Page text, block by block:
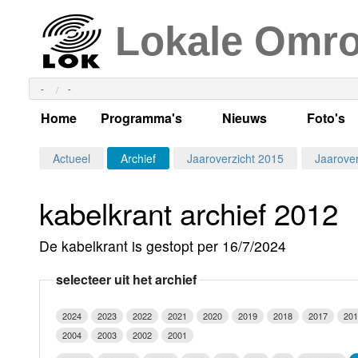
Lokale
- -
Home Programma's
Alle dagen
Per dag
Maandag
Luister LOK Live
Nieuws
Actueel Lokaal
Kabelkrant
Foto's
Actueel Archief Jaaroverzicht 2015
kabelkrant archief 2012
De kabelkrant is gestopt per 16/7/2024
selecteer uit het archief
2024 2023 2022 2021 2020 2019 2018 2017
2004
2003 2002
2001